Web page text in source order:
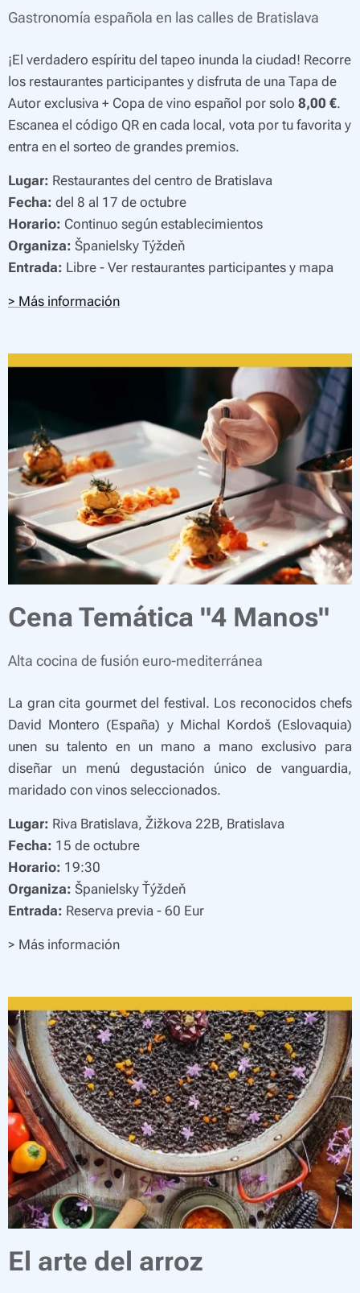
Gastronomía española en las calles de Bratislava
¡El verdadero espíritu del tapeo inunda la ciudad! Recorre
los restaurantes participantes y disfruta de una Tapa de
Autor exclusiva + Copa de vino español por solo 8,00 €.
Escanea el código QR en cada local, vota por tu favorita y
entra en el sorteo de grandes premios.
Lugar: Restaurantes del centro de Bratislava
Fecha: del 8 al 17 de octubre
Horario: Continuo según establecimientos
Organiza: Španielsky Týždeň
Entrada: Libre - Ver restaurantes participantes y mapa
> Más información
Cena Temática "4 Manos"
Alta cocina de fusión euro-mediterránea
La gran cita gourmetdel festival. Los reconocidos chefs
David Montero (España) y Michal Kordoš (Eslovaquia)
unen su talento en un mano a mano exclusivo para
diseñar un menú degustación único de vanguardia,
maridado con vinos seleccionados.
Lugar: Riva Bratislava, Žižkova 22B, Bratislava
Fecha: 15 de octubre
Horario: 19:30
Organiza: Španielsky Ťýždeň
Entrada: Reserva previa - 60 Eur
> Más información
El arte del arroz